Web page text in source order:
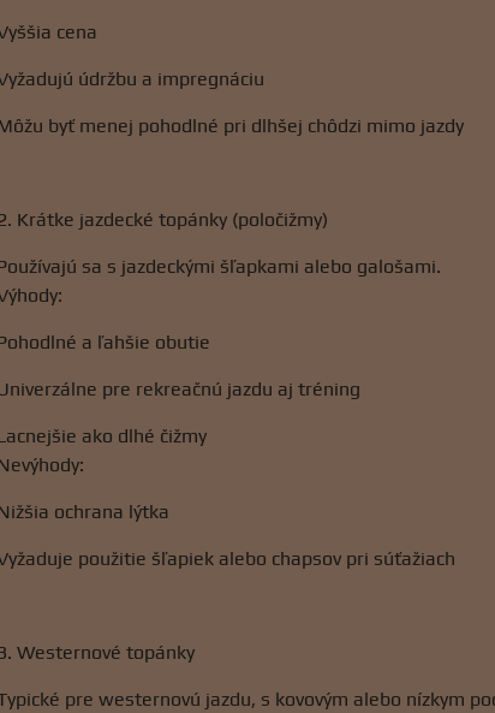
cena
údržbu a impregnáciu
byť menej pohodlné pri dlhšej chôdzi mimo jazdy
Krátke jazdecké topánky (poločižmy)
sa s jazdeckými šľapkami alebo galošami.
a ľahšie obutie
pre rekreačnú jazdu aj tréning
ako dlhé čižmy
ochrana lýtka
použitie šľapiek alebo chapsov pri súťažiach
Westernové topánky
pre westernovú jazdu, s kovovým alebo nízkym